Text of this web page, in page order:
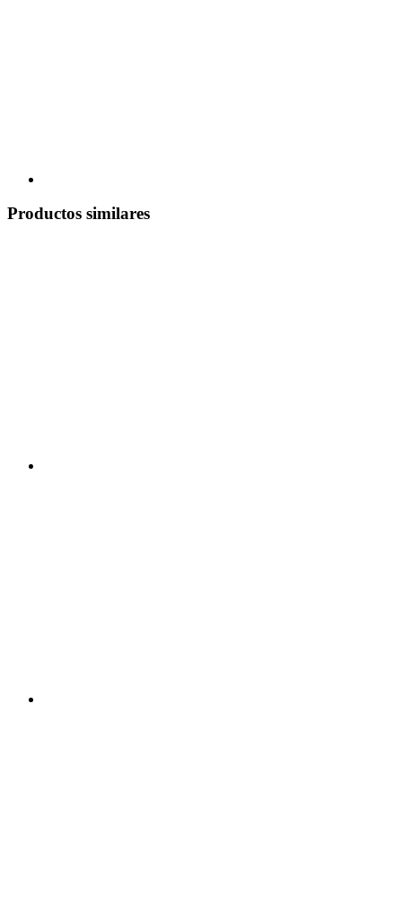
Productos similares